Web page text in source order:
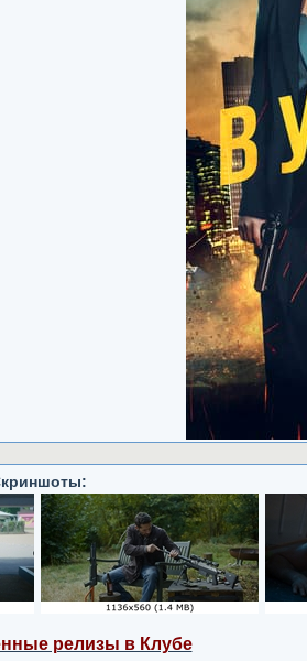
релизы в Клубе